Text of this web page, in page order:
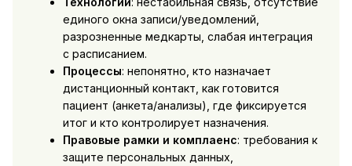
единого окна записи/уведомлений,
разрозненные медкарты, слабая интеграция
с расписанием.
Процессы: непонятно, кто назначает
дистанционный контакт, как готовится
пациент (анкета/анализы), где фиксируется
итог и кто контролирует назначения.
Правовые рамки и комплаенс: требования к
защите персональных данных,